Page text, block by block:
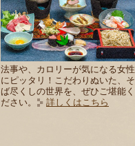
法事や、カロリーが気になる女性
にピッタリ！こだわりぬいた、そ
ば尽くしの世界を、ぜひご堪能く
ださい。
詳しくはこちら